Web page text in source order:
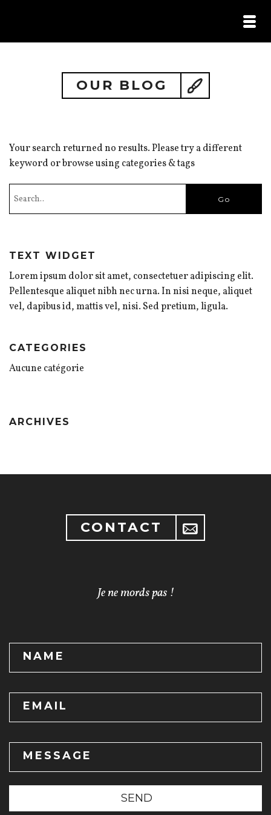
ILS M’ONT FAIT CONFIANCE /
CONTACT
OUR BLOG
Your search returned no results. Please try a different
keyword or browse using categories & tags
TEXT WIDGET
Lorem ipsum dolor sit amet, consectetuer adipiscing elit.
Pellentesque aliquet nibh nec urna. In nisi neque, aliquet
vel, dapibus id, mattis vel, nisi. Sed pretium, ligula.
CATEGORIES
Aucune catégorie
ARCHIVES
CONTACT
Je ne mords pas !
NAME
EMAIL
MESSAGE
SEND